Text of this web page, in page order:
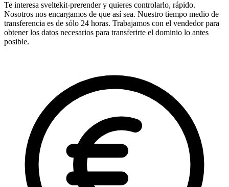
Te interesa sveltekit-prerender y quieres controlarlo, rápido.
Nosotros nos encargamos de que así sea. Nuestro tiempo medio de
transferencia es de sólo 24 horas. Trabajamos con el vendedor para
obtener los datos necesarios para transferirte el dominio lo antes
posible.